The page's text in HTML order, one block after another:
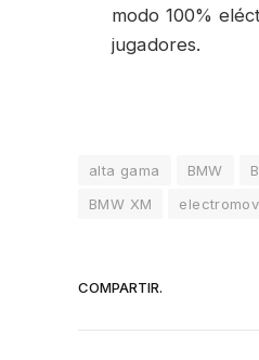
modo 100%
jugadores.
alta gama BMW
BMW XM
COMPARTIR.